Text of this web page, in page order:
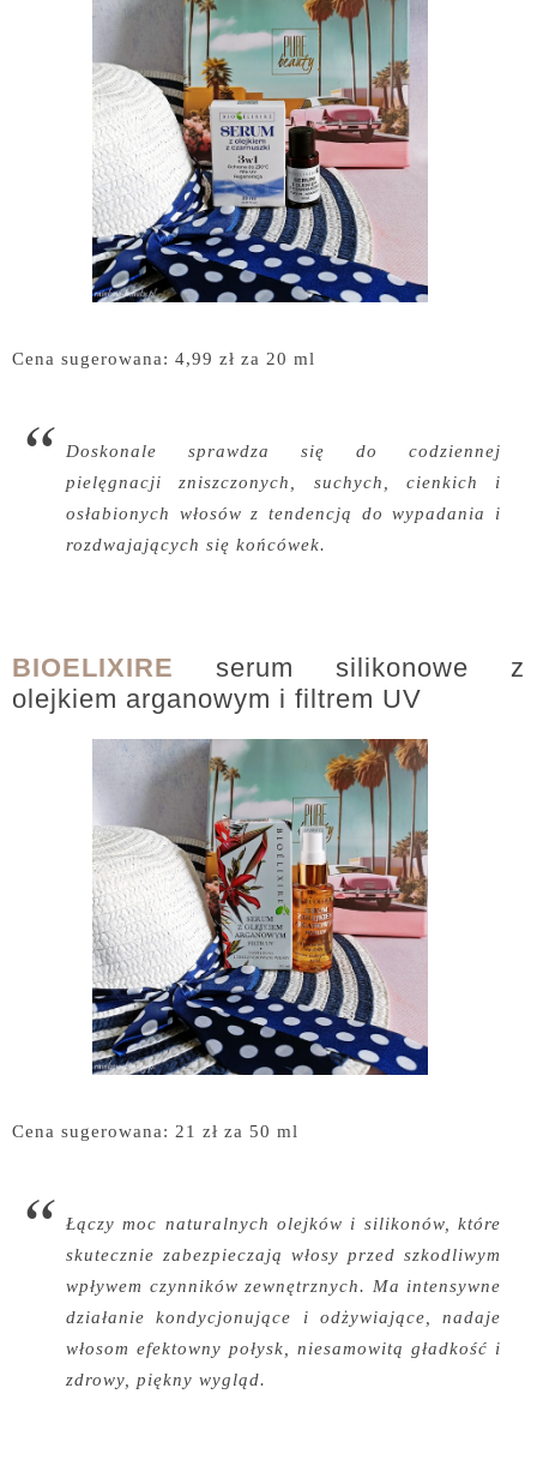
Cena sugerowana: 4,99 zł za 20 ml
Doskonale sprawdza się do codziennej
pielęgnacji zniszczonych, suchych, cienkich i
osłabionych włosów z tendencją do wypadania i
rozdwajających się końcówek.
BIOELIXIRE serum silikonowe z
olejkiem arganowym i filtrem UV
Cena sugerowana: 21 zł za 50 ml
Łączy moc naturalnych olejków i silikonów, które
skutecznie zabezpieczają włosy przed szkodliwym
wpływem czynników zewnętrznych. Ma intensywne
działanie kondycjonujące i odżywiające, nadaje
włosom efektowny połysk, niesamowitą gładkość i
zdrowy, piękny wygląd.